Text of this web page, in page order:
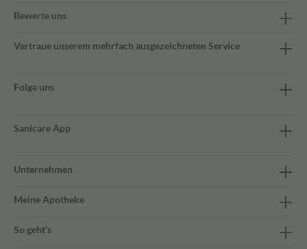
Bewerte uns
Vertraue unserem mehrfach ausgezeichneten Service
Folge uns
Sanicare App
Unternehmen
Meine Apotheke
So geht's